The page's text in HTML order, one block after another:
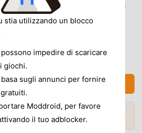
Monsters by completing dungeon
- POWER-UP AND
stronger by “Fusion.” Using
of ingredients, you can Power-up
Fusion to make your team
DUNGEONS WITH
Friends in game or invite your real
Everyone can enjoy the world of
곤 (MOD, Unlocked)
APK (87.83MB)
i mod APK più
Mod popolari →
stia utilizzando un blocco
impedire di scaricare
giochi.
sugli annunci per fornire
Moddroid, per favore
il tuo adblocker.